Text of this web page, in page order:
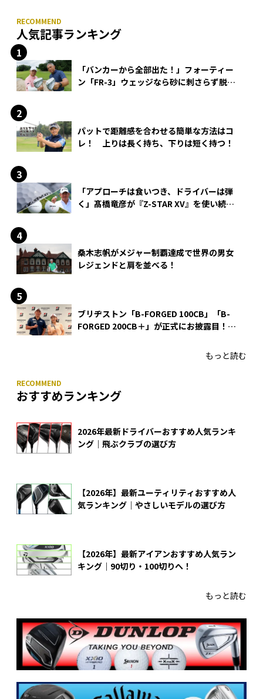
人気記事ランキング
「バンカーから全部出た！」フォーティー
ン「FR-3」ウェッジなら砂に刺さらず脱出
パットで距離感を合わせる簡単な方法はコ
レ！ 上りは長く持ち、下りは短く持つ！
「アプローチは食いつき、ドライバーは弾
く」髙橋竜彦が『Z-STAR XV』を使い続け
桑木志帆がメジャー制覇達成で世界の男女
レジェンドと肩を並べる！
ブリヂストン「B-FORGED 100CB」「B-
FORGED 200CB＋」が正式にお披露目！
もっと読む
おすすめランキング
2026年最新ドライバーおすすめ人気ランキ
ング｜飛ぶクラブの選び方
【2026年】最新ユーティリティおすすめ人
気ランキング｜やさしいモデルの選び方
【2026年】最新アイアンおすすめ人気ラン
キング｜90切り・100切りへ！
もっと読む